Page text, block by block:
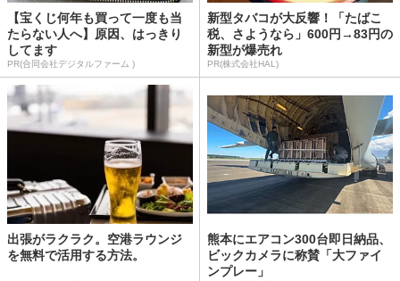
【宝くじ何年も買って一度も当
たらない人へ】原因、はっきり
してます
PR(合同会社デジタルファーム )
新型タバコが大反響！「たばこ
税、さようなら」600円→83円の
新型が爆売れ
PR(株式会社HAL)
出張がラクラク。空港ラウンジ
を無料で活用する方法。
熊本にエアコン300台即日納品、
ビックカメラに称賛「大ファイ
ンプレー」